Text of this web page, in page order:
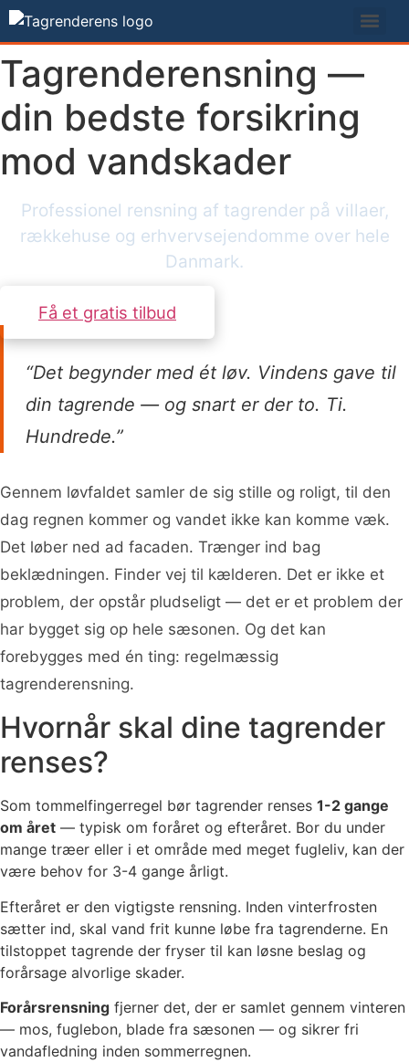
Videre
Tagrenderensning —
din bedste forsikring
mod vandskader
Professionel rensning af tagrender på villaer,
rækkehuse og erhvervsejendomme over hele
Danmark.
Få et gratis tilbud
“Det begynder med ét løv. Vindens gave til
din tagrende — og snart er der to. Ti.
Hundrede.”
Gennem løvfaldet samler de sig stille og roligt, til den
dag regnen kommer og vandet ikke kan komme væk.
Det løber ned ad facaden. Trænger ind bag
beklædningen. Finder vej til kælderen. Det er ikke et
problem, der opstår pludseligt — det er et problem der
har bygget sig op hele sæsonen. Og det kan
forebygges med én ting: regelmæssig
tagrenderensning.
Hvornår skal dine tagrender
renses?
Som tommelfingerregel bør tagrender renses 1-2 gange
om året — typisk om foråret og efteråret. Bor du under
mange træer eller i et område med meget fugleliv, kan der
være behov for 3-4 gange årligt.
Efteråret er den vigtigste rensning. Inden vinterfrosten
sætter ind, skal vand frit kunne løbe fra tagrenderne. En
tilstoppet tagrende der fryser til kan løsne beslag og
forårsage alvorlige skader.
Forårsrensning fjerner det, der er samlet gennem vinteren
— mos, fuglebon, blade fra sæsonen — og sikrer fri
vandafledning inden sommerregnen.